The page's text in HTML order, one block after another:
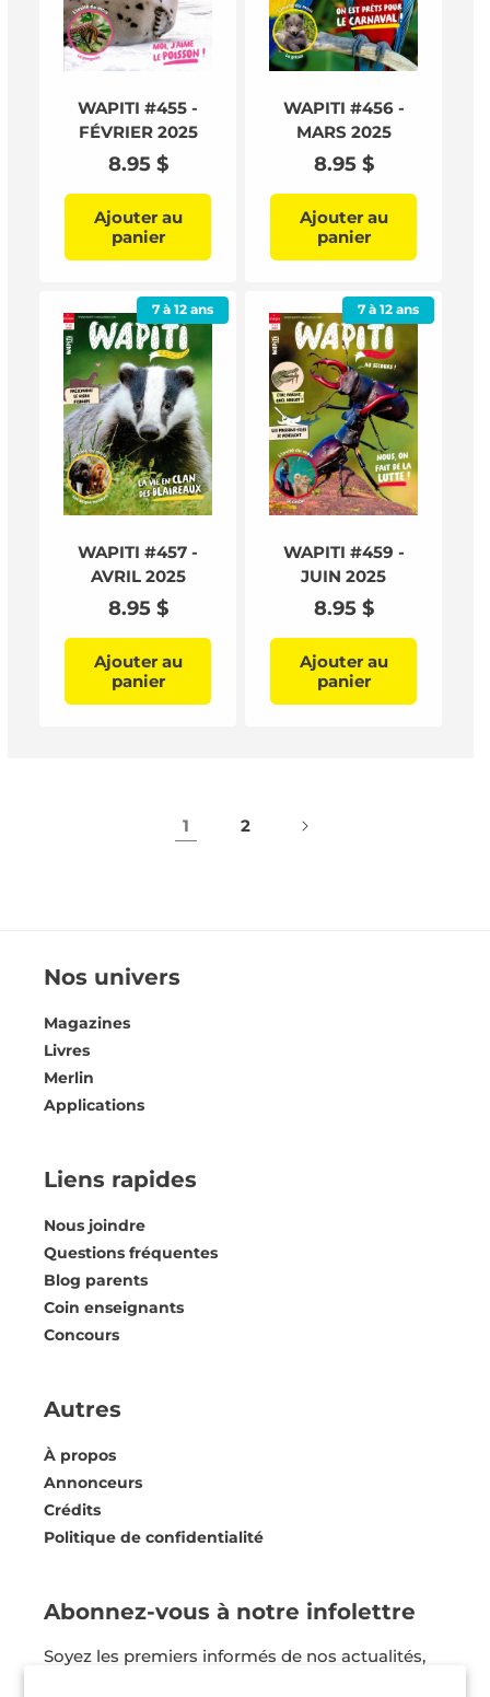
WAPITI #455 -
FÉVRIER 2025
Prix
habituel
8.95 $
Ajouter au
panier
WAPITI #456 -
MARS 2025
Prix
habituel
8.95 $
Ajouter au
panier
7 à 12 ans
WAPITI #457 -
AVRIL 2025
Prix
habituel
8.95 $
Ajouter au
panier
7 à 12 ans
WAPITI #459 -
JUIN 2025
Prix
habituel
8.95 $
Ajouter au
panier
1 2
Nos univers
Magazines
Livres
Merlin
Applications
Liens rapides
Nous joindre
Questions fréquentes
Blog parents
Coin enseignants
Concours
Autres
À propos
Annonceurs
Crédits
Politique de confidentialité
Abonnez-vous à notre infolettre
Soyez les premiers informés de nos actualités,